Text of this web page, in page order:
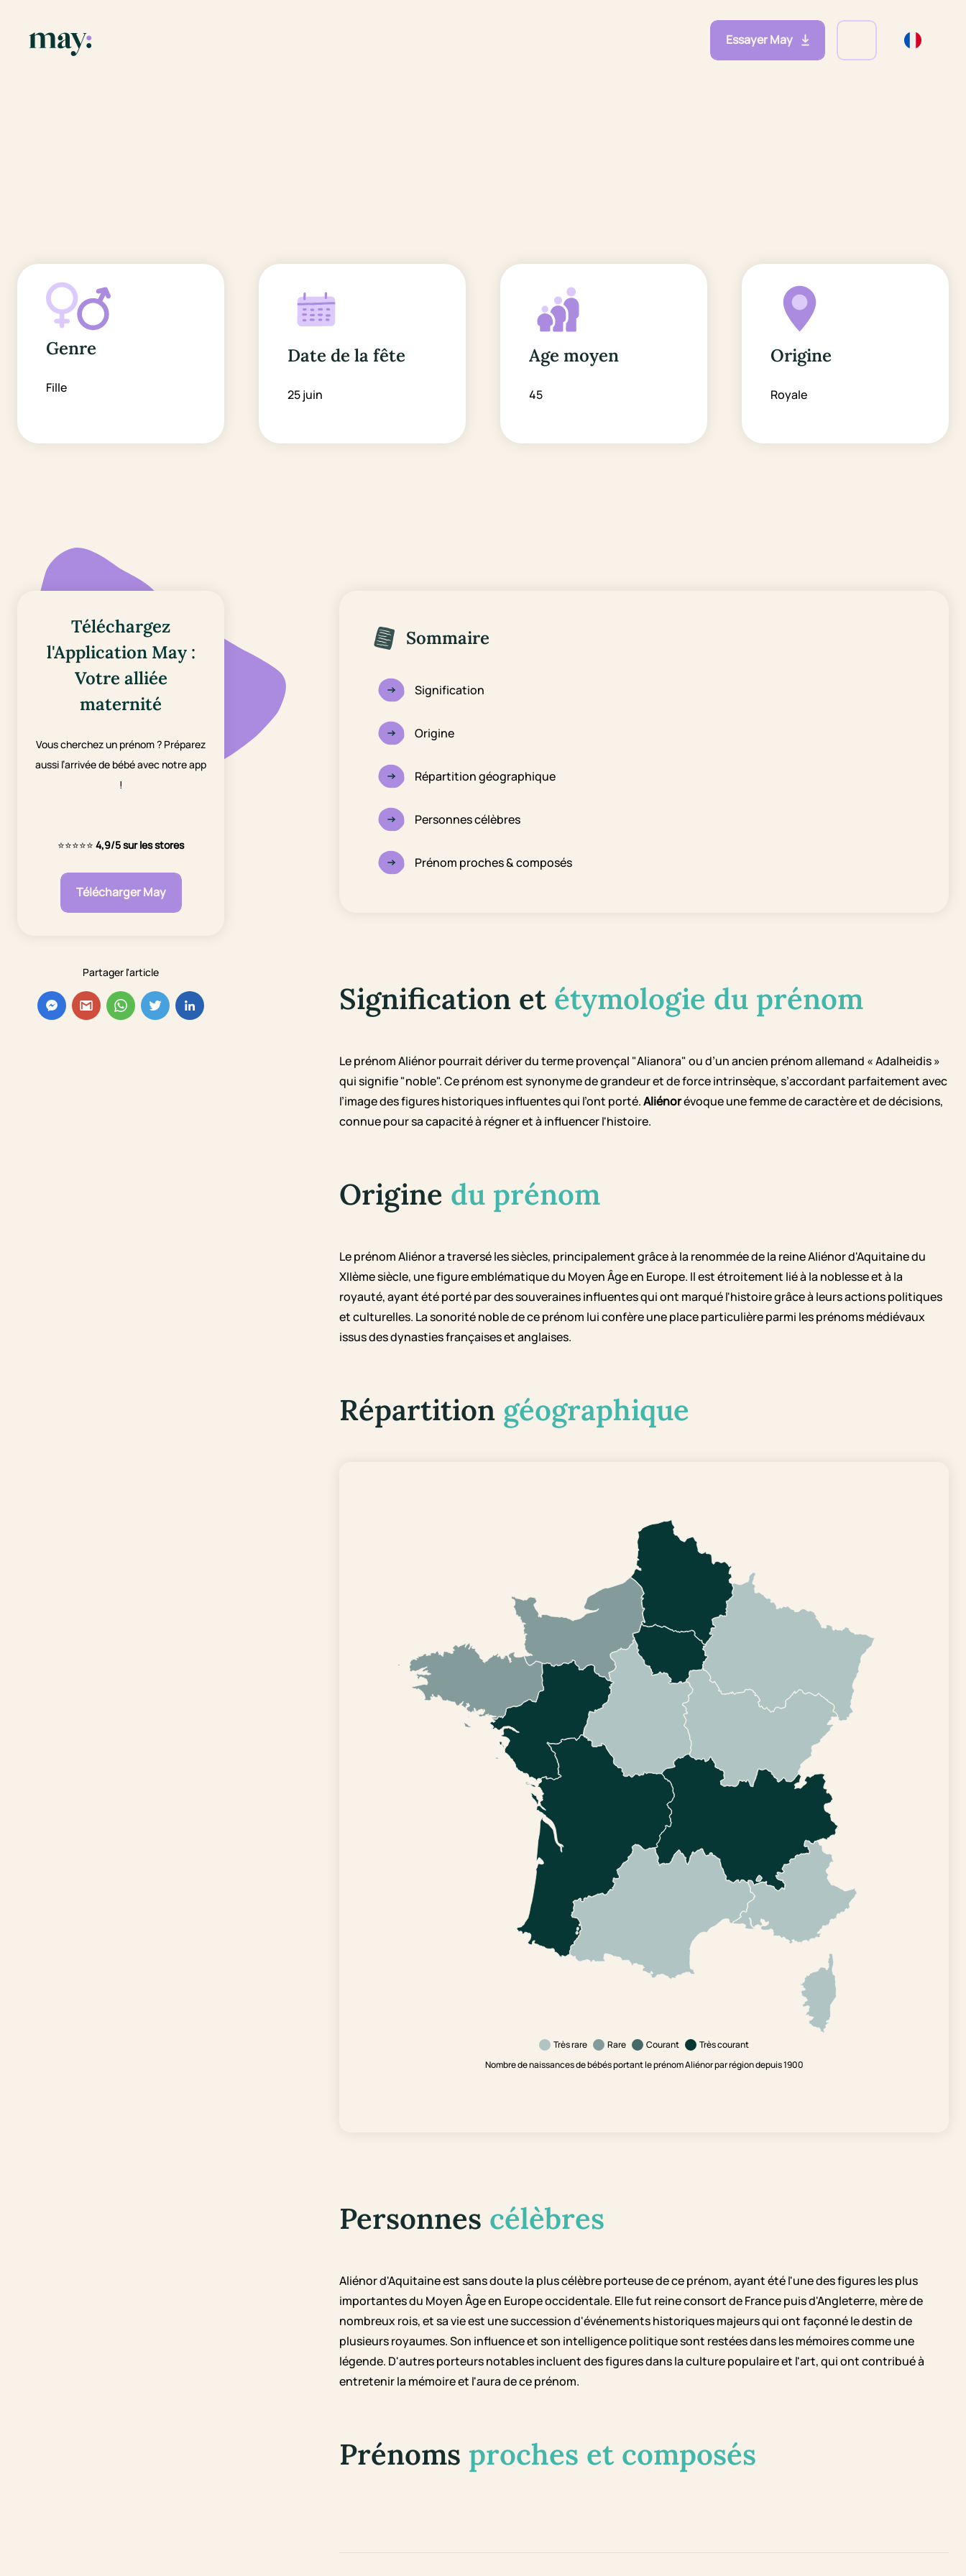
Essayer May
Genre
Fille
Date de la fête
25 juin
Age moyen
45
Origine
Royale
Téléchargez
l'Application May :
Votre alliée
maternité
Vous cherchez un prénom ? Préparez
aussi l’arrivée de bébé avec notre app
!
⭐⭐⭐⭐⭐ 4,9/5 sur les stores
Télécharger May
Partager l'article
Sommaire
Signification
Origine
Répartition géographique
Personnes célèbres
Prénom proches & composés
Signification et étymologie du prénom
Le prénom Aliénor pourrait dériver du terme provençal "Alianora" ou d’un ancien prénom allemand « Adalheidis »
qui signifie "noble". Ce prénom est synonyme de grandeur et de force intrinsèque, s’accordant parfaitement avec
l’image des figures historiques influentes qui l’ont porté.Aliénorévoque une femme de caractère et de décisions,
connue pour sa capacité à régner et à influencer l'histoire.
Origine du prénom
Le prénom Aliénor a traversé les siècles, principalement grâce à la renommée de la reine Aliénor d'Aquitaine du
XIIème siècle, une figure emblématique du Moyen Âge en Europe. Il est étroitement lié à la noblesse et à la
royauté, ayant été porté par des souveraines influentes qui ont marqué l'histoire grâce à leurs actions politiques
et culturelles. La sonorité noble de ce prénom lui confère une place particulière parmi les prénoms médiévaux
issus des dynasties françaises et anglaises.
Répartition géographique
Très rare Rare Courant
Très courant
Nombre de naissances de bébés portant le prénom Aliénor par région depuis 1900
Personnes célèbres
Aliénor d'Aquitaine est sans doute la plus célèbre porteuse de ce prénom, ayant été l'une des figures les plus
importantes du Moyen Âge en Europe occidentale. Elle fut reine consort de France puis d'Angleterre, mère de
nombreux rois, et sa vie est une succession d'événements historiques majeurs qui ont façonné le destin de
plusieurs royaumes. Son influence et son intelligence politique sont restées dans les mémoires comme une
légende. D'autres porteurs notables incluent des figures dans la culture populaire et l'art, qui ont contribué à
entretenir la mémoire et l'aura de ce prénom.
Prénoms proches et composés